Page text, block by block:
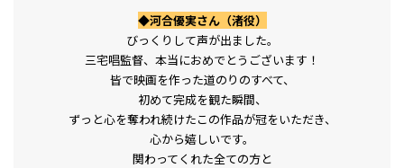
◆河合優実さん（渚役）
びっくりして声が出ました。
三宅唱監督、本当におめでとうございます！
皆で映画を作った道のりのすべて、
初めて完成を観た瞬間、
ずっと心を奪われ続けたこの作品が冠をいただき、
心から嬉しいです。
関わってくれた全ての方と